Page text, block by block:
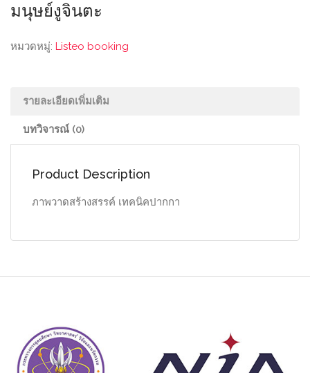
มนุษย์งูจินตะ
หมวดหมู่: Listeo booking
รายละเอียดเพิ่มเติม
บทวิจารณ์ (0)
Product Description
ภาพวาดสร้างสรรค์ เทคนิคปากกา